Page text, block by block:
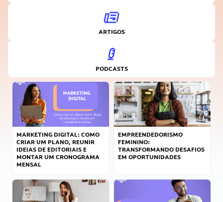
ARTIGOS
PODCASTS
MARKETING DIGITAL: COMO
CRIAR UM PLANO, REUNIR
IDEIAS DE EDITORIAIS E
MONTAR UM CRONOGRAMA
MENSAL
EMPREENDEDORISMO
FEMININO:
TRANSFORMANDO DESAFIOS
EM OPORTUNIDADES